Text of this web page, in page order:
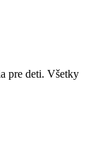
pre deti. Všetky